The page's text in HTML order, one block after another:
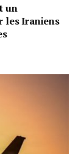
un
les Iraniens